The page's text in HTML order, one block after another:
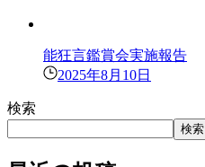
能狂言鑑賞会実施報告
2025年8月10日
検索
検索